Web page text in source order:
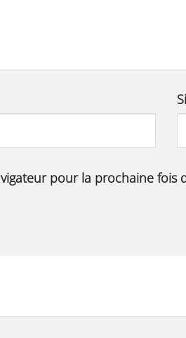
pour la prochaine fois